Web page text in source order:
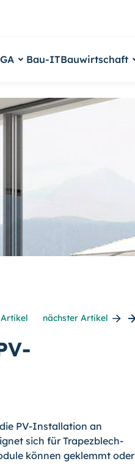
Bau-ITBauwirtschaft
nächster Artikel
PV-Installation an
sich für Trapezblech-
können geklemmt oder